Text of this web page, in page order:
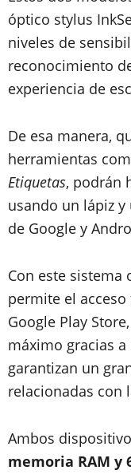
óptico stylus
niveles de
reconocimiento
experiencia de
De esa manera,
herramientas
Etiquetas, podrán
usando un lápiz
de Google y
Con este sistema
permite el
Google Play
máximo gracias
garantizan un
relacionadas con
Ambos
memoria RAM y